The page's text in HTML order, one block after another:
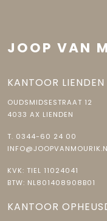
JOOP VAN
KANTOOR LIENDEN
OUDSMIDSESTRAAT 12
4033 AX LIENDEN
T. 0344-60 24 00
KVK: TIEL 11024041
BTW: NL801408908B01
KANTOOR